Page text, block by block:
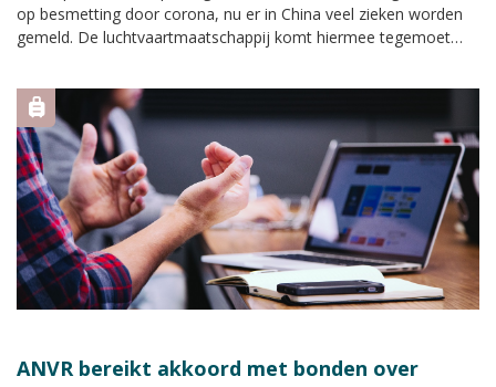
op besmetting door corona, nu er in China veel zieken worden
gemeld. De luchtvaartmaatschappij komt hiermee tegemoet
ANVR bereikt akkoord met bonden over